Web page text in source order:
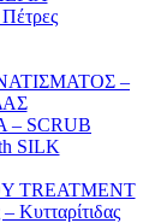
–
– SCRUB
SILK
TREATMENT
Κυτταρίτιδας